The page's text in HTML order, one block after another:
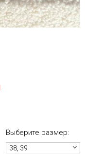
Выберите размер:
38, 39